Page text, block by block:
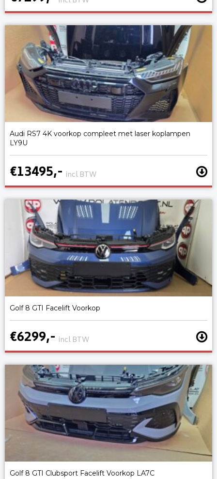
Audi RS7 4K voorkop compleet met laser koplampen
LY9U
€13495,- incl BTW
Golf 8 GTI Facelift Voorkop
€6299,- incl BTW
Golf 8 GTI Clubsport Facelift Voorkop LA7C